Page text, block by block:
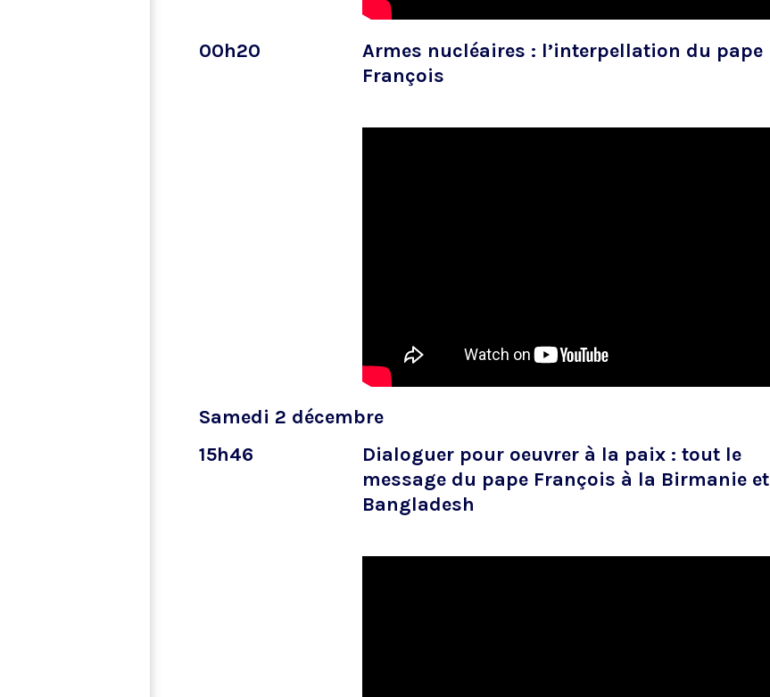
00h20
Armes nucléaires : l’interpellation du pape
François
Samedi 2 décembre
15h46
Dialoguer pour oeuvrer à la paix : tout le
message du pape François à la Birmanie
Bangladesh